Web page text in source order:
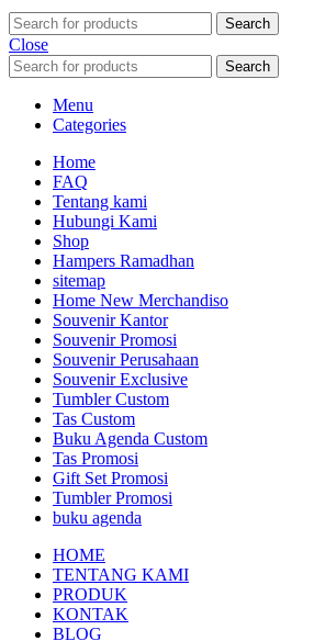
Search
Close
Search
Menu
Categories
Home
FAQ
Tentang kami
Hubungi Kami
Shop
Hampers Ramadhan
sitemap
Home New Merchandiso
Souvenir Kantor
Souvenir Promosi
Souvenir Perusahaan
Souvenir Exclusive
Tumbler Custom
Tas Custom
Buku Agenda Custom
Tas Promosi
Gift Set Promosi
Tumbler Promosi
buku agenda
HOME
TENTANG KAMI
PRODUK
KONTAK
BLOG